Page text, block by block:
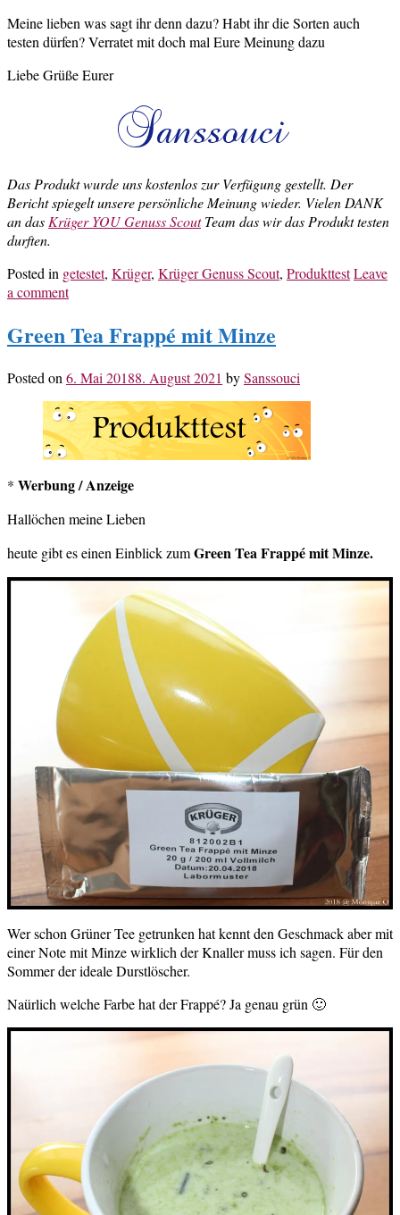
Meine lieben was sagt ihr denn dazu? Habt ihr die Sorten auch
testen dürfen? Verratet mit doch mal Eure Meinung dazu
Liebe Grüße Eurer
Das Produkt wurde uns kostenlos zur Verfügung gestellt. Der
Bericht spiegelt unsere persönliche Meinung wieder. Vielen DANK
an das Krüger YOU Genuss ScoutTeam das wir das Produkt testen
durften.
Posted in getestet, Krüger, Krüger Genuss Scout, ProdukttestLeave
a comment
Green Tea Frappé mit Minze
Posted on 6. Mai 20188. August 2021 bySanssouci
* Werbung / Anzeige
Hallöchen meine Lieben
heute gibt es einen Einblick zumGreen Tea Frappé mit Minze.
Wer schon Grüner Tee getrunken hat kennt den Geschmack aber mit
einer Note mit Minze wirklich der Knaller muss ich sagen. Für den
Sommer der ideale Durstlöscher.
Naürlich welche Farbe hat der Frappé? Ja genau grün 🙂